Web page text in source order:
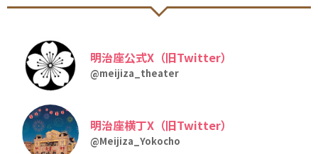
明治座公式X（旧Twitter）
@meijiza_theater
明治座横丁X（旧Twitter）
@Meijiza_Yokocho